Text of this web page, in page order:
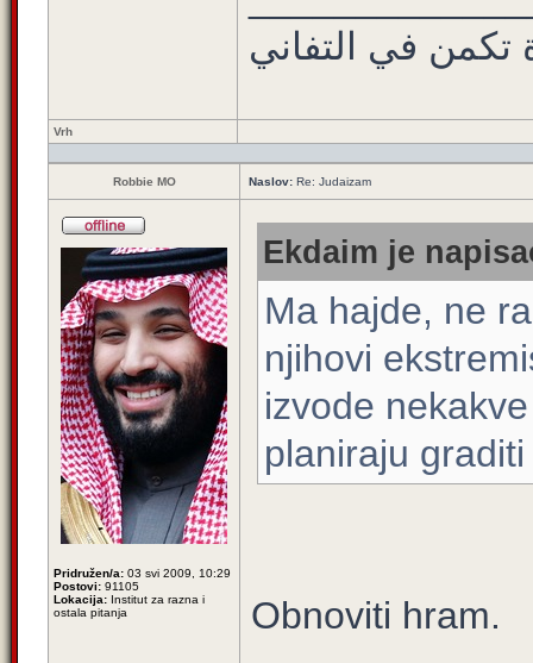
تكمن في التفاني
Vrh
Robbie MO Naslov: Re: Judaizam
Pridružen/a: 03 svi 2009, 10:29
Postovi: 91105
Lokacija: Institut za razna i
ostala pitanja
Ekdaim je
Ma hajde, ne
njihovi
izvode
planiraju
Obnoviti hram.